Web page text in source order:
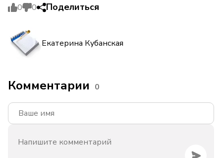
0 0 Поделиться
Екатерина Кубанская
Комментарии 0